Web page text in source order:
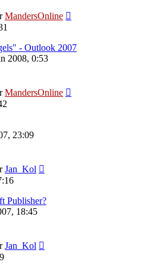
MandersOnline
- Outlook 2007
2008, 0:53
MandersOnline
23:09
Jan_Kol
Publisher?
18:45
Jan_Kol